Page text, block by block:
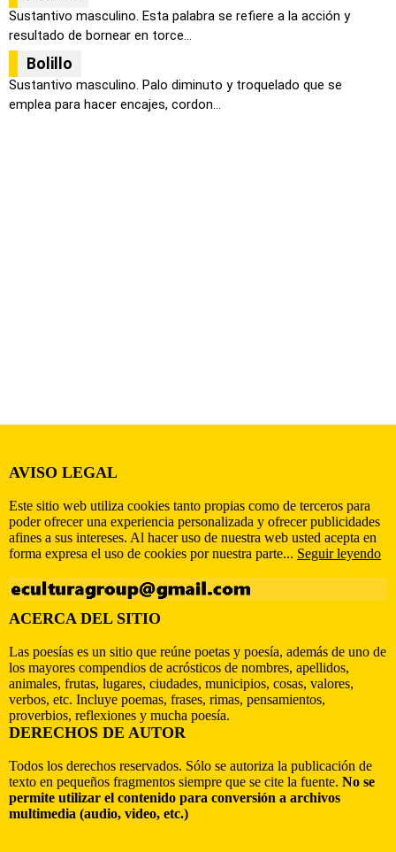
Sustantivo masculino. Esta palabra se refiere a la acción y
resultado de bornear en torce...
Bolillo
Sustantivo masculino. Palo diminuto y troquelado que se
emplea para hacer encajes, cordon...
AVISO LEGAL
Este sitio web utiliza cookies tanto propias como de terceros para
poder ofrecer una experiencia personalizada y ofrecer publicidades
afines a sus intereses. Al hacer uso de nuestra web usted acepta en
forma expresa el uso de cookies por nuestra parte... Seguir leyendo
ACERCA DEL SITIO
Las poesías es un sitio que reúne poetas y poesía, además de uno de
los mayores compendios de acrósticos de nombres, apellidos,
animales, frutas, lugares, ciudades, municipios, cosas, valores,
verbos, etc. Incluye poemas, frases, rimas, pensamientos,
proverbios, reflexiones y mucha poesía.
DERECHOS DE AUTOR
Todos los derechos reservados. Sólo se autoriza la publicación de
texto en pequeños fragmentos siempre que se cite la fuente. No se
permite utilizar el contenido para conversión a archivos
multimedia (audio, video, etc.)